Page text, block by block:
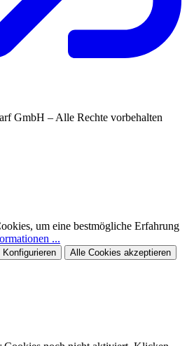
GmbH – Alle Rechte vorbehalten
um eine bestmögliche Erfahrung
...
Konfigurieren Alle Cookies akzeptieren